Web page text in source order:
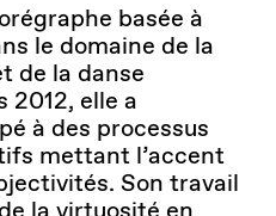
basée à
le domaine de la
de la danse
2012, elle a
à des processus
mettant l’accent
Son travail
la virtuosité en